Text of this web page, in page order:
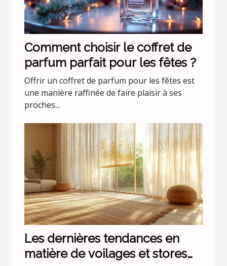
Comment choisir le coffret de
parfum parfait pour les fêtes ?
Offrir un coffret de parfum pour les fêtes est
une manière raffinée de faire plaisir à ses
proches...
Les dernières tendances en
matière de voilages et stores